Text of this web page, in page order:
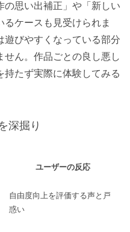
の思い出補正」や「新しい
ケースも見受けられま
遊びやすくなっている部分
せん。作品ごとの良し悪し
持たず実際に体験してみる
深掘り
ユーザーの反応
自由度向上を評価する声と戸
惑い